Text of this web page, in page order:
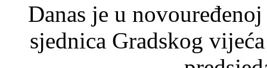
Danas je u
sjednica Gradskog